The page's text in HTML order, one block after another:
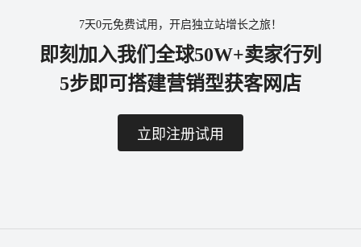
7天0元免费试用，开启独立站增长之旅！
即刻加入我们全球50W+卖家行列
5步即可搭建营销型获客网店
立即注册试用